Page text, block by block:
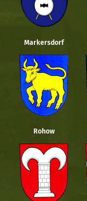
Markersdorf
Rohow